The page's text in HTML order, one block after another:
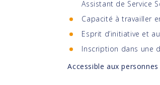
Assistant de Service
Capacité à travailler
Esprit d’initiative et
Inscription dans une
Accessible aux